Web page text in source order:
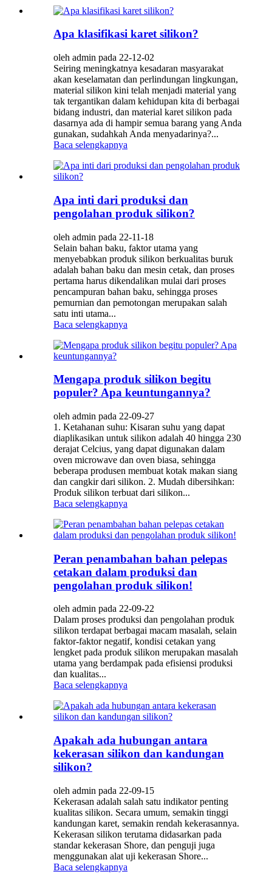
Apa klasifikasi karet silikon?
oleh admin pada 22-12-02
Seiring meningkatnya kesadaran masyarakat
akan keselamatan dan perlindungan lingkungan,
material silikon kini telah menjadi material yang
tak tergantikan dalam kehidupan kita di berbagai
bidang industri, dan material karet silikon pada
dasarnya ada di hampir semua barang yang Anda
gunakan, sudahkah Anda menyadarinya?...
Baca selengkapnya
Apa inti dari produksi dan
pengolahan produk silikon?
oleh admin pada 22-11-18
Selain bahan baku, faktor utama yang
menyebabkan produk silikon berkualitas buruk
adalah bahan baku dan mesin cetak, dan proses
pertama harus dikendalikan mulai dari proses
pencampuran bahan baku, sehingga proses
pemurnian dan pemotongan merupakan salah
satu inti utama...
Baca selengkapnya
Mengapa produk silikon begitu
populer? Apa keuntungannya?
oleh admin pada 22-09-27
1. Ketahanan suhu: Kisaran suhu yang dapat
diaplikasikan untuk silikon adalah 40 hingga 230
derajat Celcius, yang dapat digunakan dalam
oven microwave dan oven biasa, sehingga
beberapa produsen membuat kotak makan siang
dan cangkir dari silikon. 2. Mudah dibersihkan:
Produk silikon terbuat dari silikon...
Baca selengkapnya
Peran penambahan bahan pelepas
cetakan dalam produksi dan
pengolahan produk silikon!
oleh admin pada 22-09-22
Dalam proses produksi dan pengolahan produk
silikon terdapat berbagai macam masalah, selain
faktor-faktor negatif, kondisi cetakan yang
lengket pada produk silikon merupakan masalah
utama yang berdampak pada efisiensi produksi
dan kualitas...
Baca selengkapnya
Apakah ada hubungan antara
kekerasan silikon dan kandungan
silikon?
oleh admin pada 22-09-15
Kekerasan adalah salah satu indikator penting
kualitas silikon. Secara umum, semakin tinggi
kandungan karet, semakin rendah kekerasannya.
Kekerasan silikon terutama didasarkan pada
standar kekerasan Shore, dan penguji juga
menggunakan alat uji kekerasan Shore...
Baca selengkapnya